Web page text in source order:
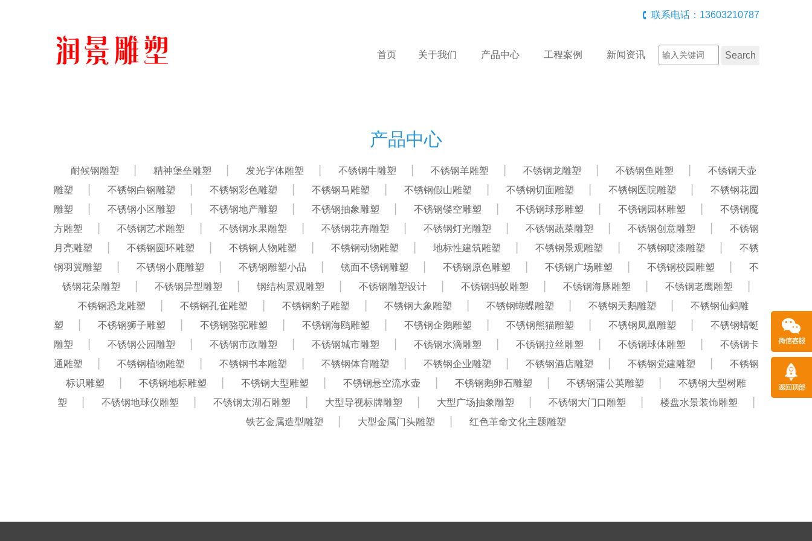
联系电话：13603210787
首页 关于我们 产品中心 工程案例 新闻资讯
产品中心
耐候钢雕塑 精神堡垒雕塑 发光字体雕塑 不锈钢牛雕塑 不锈钢羊雕塑 不锈钢龙雕塑 不锈钢鱼雕塑
不锈钢天壶
雕塑
不锈钢白钢雕塑 不锈钢彩色雕塑 不锈钢马雕塑 不锈钢假山雕塑 不锈钢切面雕塑 不锈钢医院雕塑
不锈钢花园
雕塑
不锈钢小区雕塑 不锈钢地产雕塑 不锈钢抽象雕塑 不锈钢镂空雕塑 不锈钢球形雕塑 不锈钢园林雕塑
不锈钢魔
方雕塑
不锈钢艺术雕塑 不锈钢水果雕塑 不锈钢花卉雕塑 不锈钢灯光雕塑 不锈钢蔬菜雕塑 不锈钢创意雕塑
不锈钢
月亮雕塑
不锈钢圆环雕塑 不锈钢人物雕塑 不锈钢动物雕塑 地标性建筑雕塑 不锈钢景观雕塑 不锈钢喷漆雕塑
不锈
钢羽翼雕塑
不锈钢小鹿雕塑 不锈钢雕塑小品 镜面不锈钢雕塑 不锈钢原色雕塑 不锈钢广场雕塑 不锈钢校园雕塑
不
锈钢花朵雕塑
不锈钢异型雕塑 钢结构景观雕塑 不锈钢雕塑设计 不锈钢蚂蚁雕塑 不锈钢海豚雕塑
不锈钢老鹰雕塑
不锈钢恐龙雕塑
不锈钢孔雀雕塑 不锈钢豹子雕塑 不锈钢大象雕塑 不锈钢蝴蝶雕塑 不锈钢天鹅雕塑
不锈钢仙鹤雕
塑
不锈钢狮子雕塑 不锈钢骆驼雕塑 不锈钢海鸥雕塑 不锈钢企鹅雕塑 不锈钢熊猫雕塑 不锈钢凤凰雕塑
不锈钢蜻蜓
雕塑
不锈钢公园雕塑 不锈钢市政雕塑 不锈钢城市雕塑 不锈钢水滴雕塑 不锈钢拉丝雕塑 不锈钢球体雕塑
不锈钢卡
通雕塑
不锈钢植物雕塑 不锈钢书本雕塑 不锈钢体育雕塑 不锈钢企业雕塑 不锈钢酒店雕塑 不锈钢党建雕塑
不锈钢
标识雕塑
不锈钢地标雕塑 不锈钢大型雕塑 不锈钢悬空流水壶 不锈钢鹅卵石雕塑 不锈钢蒲公英雕塑
不锈钢大型树雕
塑
不锈钢地球仪雕塑 不锈钢太湖石雕塑 大型导视标牌雕塑 大型广场抽象雕塑 不锈钢大门口雕塑
楼盘水景装饰雕塑
铁艺金属造型雕塑
大型金属门头雕塑 红色革命文化主题雕塑